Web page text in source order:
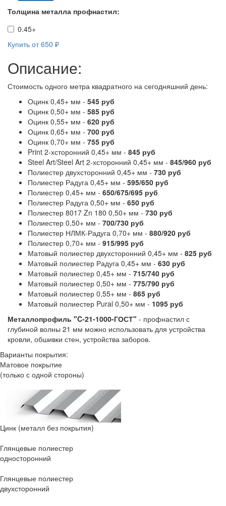
Толщина металла профнастил:
0.45+
Купить от 650 ₽
Описание:
Стоимость одного метра квадратного на сегодняшний день:​
Оцинк 0,45+ мм - 545 руб
Оцинк 0,50+ мм - 585 руб
Оцинк 0,55+ мм - 620 руб
Оцинк 0,65+ мм - 700 руб
Оцинк 0,70+ мм - 755 руб
Print 2-хсторонний 0,45+ мм - 845 руб
Steel Art/Steel Art 2-хсторонний 0,45+ мм - 845/960 руб
Полиестер двухсторонний 0,45+ мм - 730 руб
Полиестер Радуга 0,45+ мм - 595/650 руб
Полиестер 0,45+ мм - 650/675/695 руб
Полиестер Радуга 0,50+ мм - 650 руб
Полиестер 8017 Zn 180 0,50+ мм - 730 руб
Полиестер 0,50+ мм - 700/730 руб
Полиестер НЛМК-Радуга 0,70+ мм - 880/920 руб
Полиестер 0,70+ мм - 915/995 руб
Матовый полиестер двухсторонний 0,45+ мм - 825 руб
Матовый полиестер Радуга 0,45+ мм - 630 руб
Матовый полиестер 0,45+ мм - 715/740 руб
Матовый полиестер 0,50+ мм - 775/790 руб
Матовый полиестер 0,55+ мм - 865 руб
Матовый полиестер Pural 0,50+ мм - 1095 руб
Металлопрофиль "C-21-1000-ГОСТ" - профнастил с
глубиной волны 21 мм можно использовать для устройства
кровли, обшивки стен, устройства заборов.
Варианты покрытия:
Матовое покрытие
(только с одной стороны)
Цинк (металл без покрытия)
Глянцевые полиестер
односторонний
Глянцевые полиестер
двухсторонний